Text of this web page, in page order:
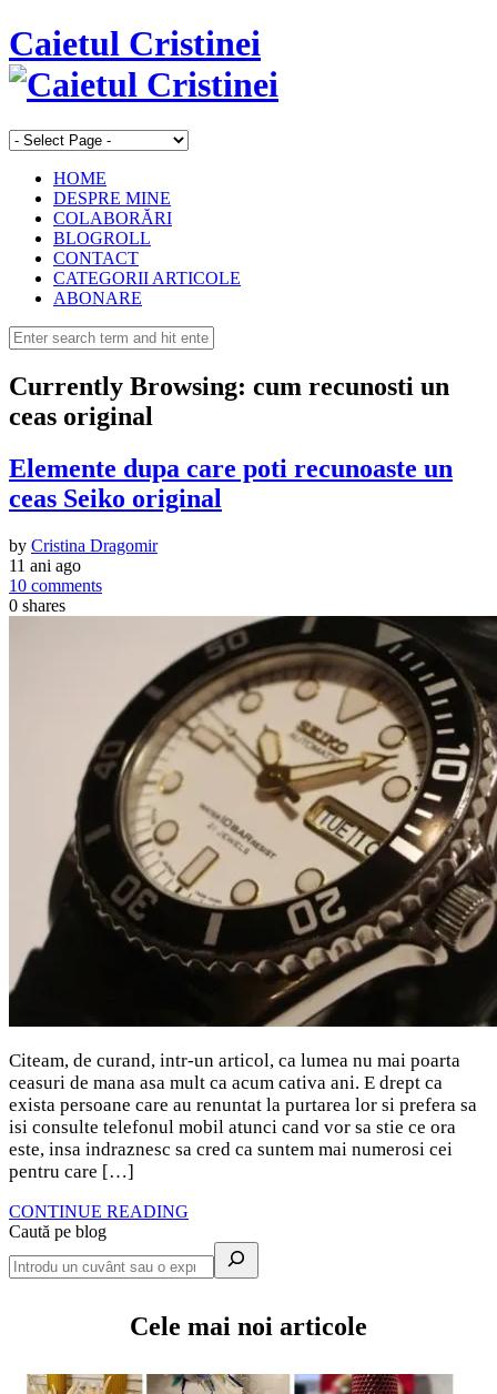
Caietul Cristinei
HOME
DESPRE MINE
COLABORĂRI
BLOGROLL
CONTACT
CATEGORII ARTICOLE
ABONARE
Currently Browsing: cum recunosti un
ceas original
Elemente dupa care poti recunoaste un
ceas Seiko original
by Cristina Dragomir
11 ani ago
10 comments
0 shares
Citeam, de curand, intr-un articol, ca lumea nu mai poarta
ceasuri de mana asa mult ca acum cativa ani. E drept ca
exista persoane care au renuntat la purtarea lor si prefera sa
isi consulte telefonul mobil atunci cand vor sa stie ce ora
este, insa indraznesc sa cred ca suntem mai numerosi cei
pentru care […]
CONTINUE READING
Caută pe blog
Cele mai noi articole